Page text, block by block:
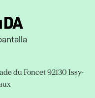
du Foncet92130 Issy-